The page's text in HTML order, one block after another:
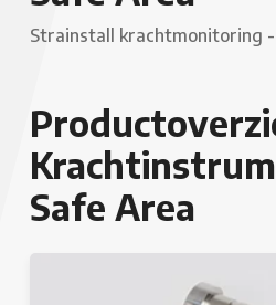
Strainstall krachtmonitoring -
Safe Area